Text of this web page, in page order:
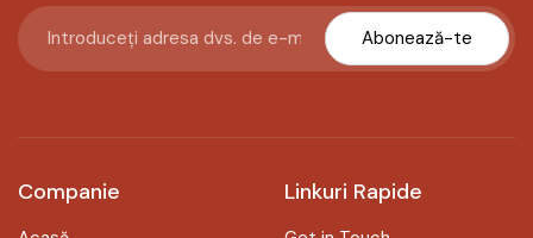
Abonează-te
Companie Linkuri Rapide